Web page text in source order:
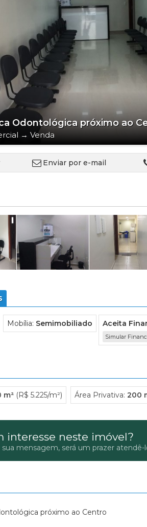
Imóvel
Sala
Terreno em
Odontológica próximo ao
→ Venda
Enviar por e-mail
Mobília: Semimobiliado Aceita
Simular
m²(R$ 5.225/m²) Área Privativa: 200
interesse neste imóvel?
sua mensagem, será um prazer atendê-
próximo ao Centro